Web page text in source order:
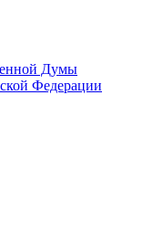
Думы
Федерации